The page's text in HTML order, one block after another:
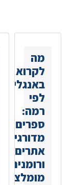
מה
לקרוא
באנגלית
לפי
רמה:
ספרים
מדורגים,
אתרים
ורומנים
מומלצים